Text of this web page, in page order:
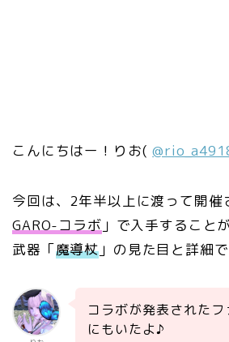
こんにちはー！りお(
今回は、2年半以上に渡って開催
GARO-コラボ 」で入手すること
武器「魔導杖 」の見た目と詳細で
コラボが発表された
にもいたよ♪